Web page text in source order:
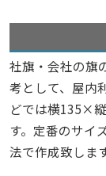
社旗・会社の旗
考として、屋内
どでは横135×
す。定番のサイ
法で作成致しま